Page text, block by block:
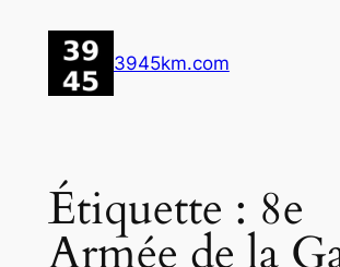
contenu
3945km.com
Étiquette : 8e
Armée de la